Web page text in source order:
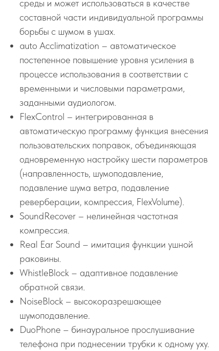
среды и может использоваться в качестве
составной части индивидуальной программы
борьбы с шумом в ушах.
auto Acclimatization – автоматическое
постепенное повышение уровня усиления в
процессе использования в соответствии с
временными и числовыми параметрами,
заданными аудиологом.
FlexControl – интегрированная в
автоматическую программу функция внесения
пользовательских поправок, объединяющая
одновременную настройку шести параметров
(направленность, шумоподавление,
подавление шума ветра, подавление
реверберации, компрессия, FlexVolume).
SoundRecover – нелинейная частотная
компрессия.
Real Ear Sound – имитация функции ушной
раковины.
WhistleBlock – адаптивное подавление
обратной связи.
NoiseBlock – высокоразрешающее
шумоподавление.
DuoPhone – бинауральное прослушивание
телефона при поднесении трубки к одному уху.